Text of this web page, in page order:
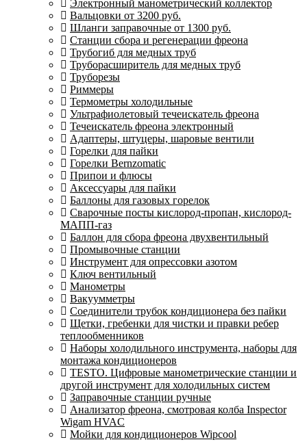
Электронный манометрический коллектор
Вальцовки от 3200 руб.
Шланги заправочные от 1300 руб.
Станции сбора и регенерации фреона
Трубогиб для медных труб
Труборасширитель для медных труб
Труборезы
Риммеры
Термометры холодильные
Ультрафиолетовый течеискатель фреона
Течеискатель фреона электронный
Адаптеры, штуцеры, шаровые вентили
Горелки для пайки
Горелки Bernzomatic
Припои и флюсы
Аксессуары для пайки
Баллоны для газовых горелок
Сварочные посты кислород-пропан, кислород-
МАПП-газ
Баллон для сбора фреона двухвентильный
Промывочные станции
Инструмент для опрессовки азотом
Ключ вентильный
Манометры
Вакуумметры
Соединители трубок кондиционера без пайки
Щетки, гребенки для чистки и правки ребер
теплообменников
Наборы холодильного инструмента, наборы для
монтажа кондиционеров
TESTO. Цифровые манометрические станции и
другой инструмент для холодильных систем
Заправочные станции ручные
Анализатор фреона, смотровая колба Inspector
Wigam HVAC
Мойки для кондиционеров Wipcool